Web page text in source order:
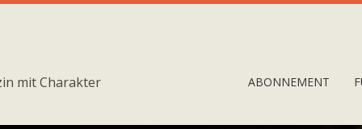
mit Charakter ABONNEMENT